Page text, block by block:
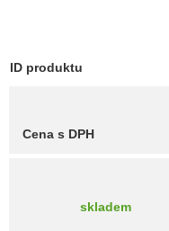
ID produktu
Cena s DPH
skladem